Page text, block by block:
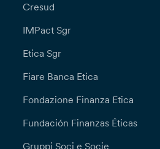
Cresud
IMPact Sgr
Etica Sgr
Fiare Banca Etica
Fondazione Finanza Etica
Fundación Finanzas Éticas
Gruppi Soci e Socie